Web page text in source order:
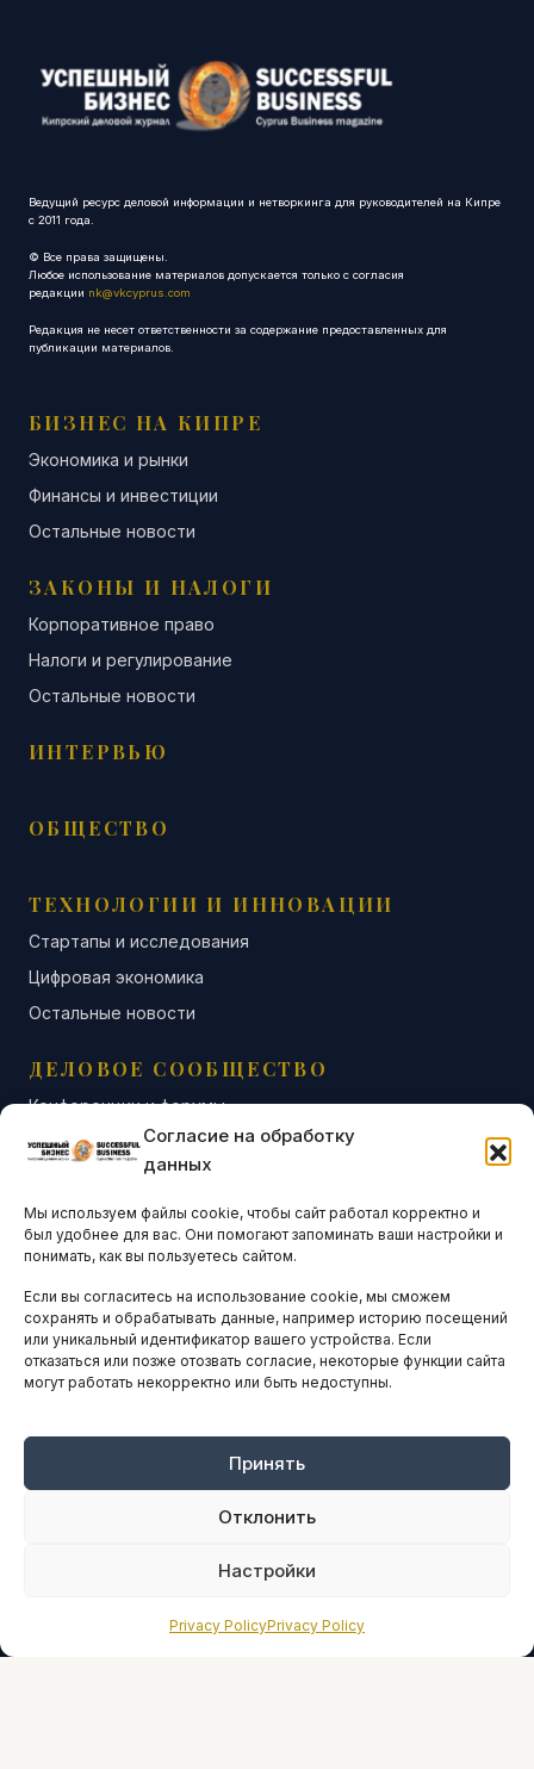
Согласие на обработку
данных
Мы используем файлы cookie, чтобы сайт работал корректно и
был удобнее для вас. Они помогают запоминать ваши настройки и
понимать, как вы пользуетесь сайтом.
Если вы согласитесь на использование cookie, мы сможем
сохранять и обрабатывать данные, например историю посещений
или уникальный идентификатор вашего устройства. Если
отказаться или позже отозвать согласие, некоторые функции сайта
могут работать некорректно или быть недоступны.
Принять
Отклонить
Настройки
Privacy PolicyPrivacy Policy
Ведущий ресурс деловой информации и нетворкинга для руководителей на Кипре
с 2011 года.
© Все права защищены.
Любое использование материалов допускается только с согласия
редакции nk@vkcyprus.com
Редакция не несет ответственности за содержание предоставленных для
публикации материалов.
БИЗНЕС НА КИПРЕ
Экономика и рынки
Финансы и инвестиции
Остальные новости
ЗАКОНЫ И НАЛОГИ
Корпоративное право
Налоги и регулирование
Остальные новости
ИНТЕРВЬЮ
ОБЩЕСТВО
ТЕХНОЛОГИИ И ИННОВАЦИИ
Стартапы и исследования
Цифровая экономика
Остальные новости
ДЕЛОВОЕ СООБЩЕСТВО
Конференции и форумы
Бизнес-клубы и ассоциации
Остальные новости
АНАЛИТИКА И СТАТИСТИКА
ARTICLES IN ENGLISH
НАВИГАЦИЯ
Оплата онлайн